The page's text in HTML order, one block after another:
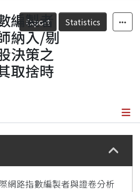
Export Statistics
編製者
納入/剔
決策之
取捨時
Details
網路指數編製者與證卷分析